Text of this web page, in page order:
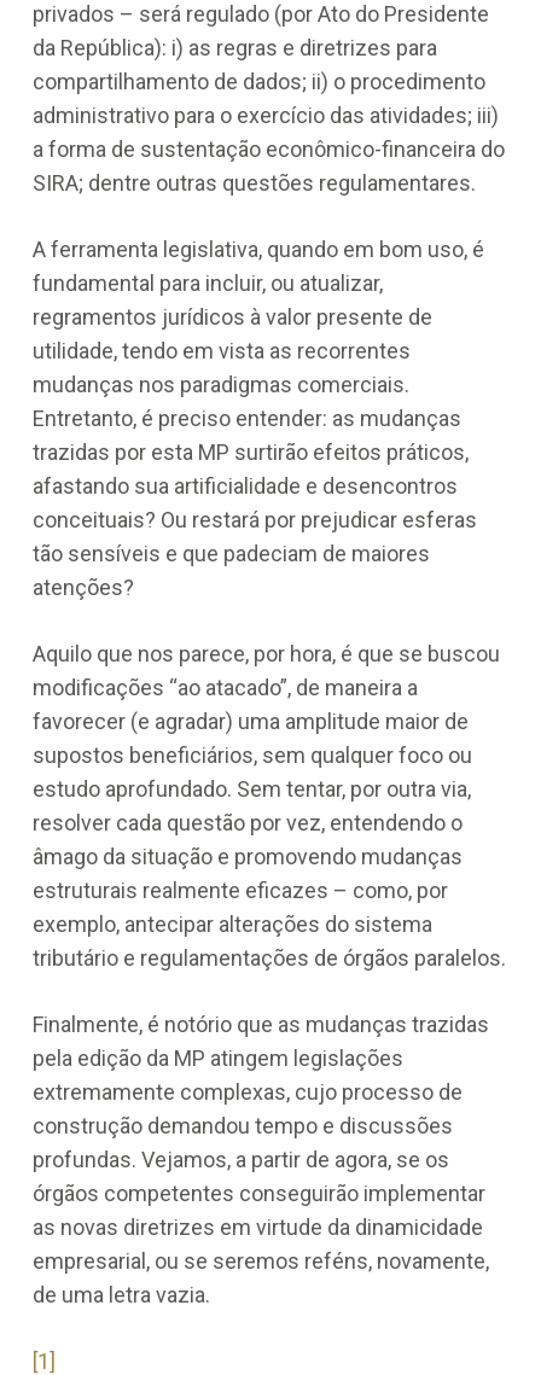
privados – será regulado (por Ato do Presidente
da República): i) as regras e diretrizes para
compartilhamento de dados; ii) o procedimento
administrativo para o exercício das atividades; iii)
a forma de sustentação econômico-financeira do
SIRA; dentre outras questões regulamentares.
A ferramenta legislativa, quando em bom uso, é
fundamental para incluir, ou atualizar,
regramentos jurídicos à valor presente de
utilidade, tendo em vista as recorrentes
mudanças nos paradigmas comerciais.
Entretanto, é preciso entender: as mudanças
trazidas por esta MP surtirão efeitos práticos,
afastando sua artificialidade e desencontros
conceituais? Ou restará por prejudicar esferas
tão sensíveis e que padeciam de maiores
atenções?
Aquilo que nos parece, por hora, é que se buscou
modificações “ao atacado”, de maneira a
favorecer (e agradar) uma amplitude maior de
supostos beneficiários, sem qualquer foco ou
estudo aprofundado. Sem tentar, por outra via,
resolver cada questão por vez, entendendo o
âmago da situação e promovendo mudanças
estruturais realmente eficazes – como, por
exemplo, antecipar alterações do sistema
tributário e regulamentações de órgãos paralelos.
Finalmente, é notório que as mudanças trazidas
pela edição da MP atingem legislações
extremamente complexas, cujo processo de
construção demandou tempo e discussões
profundas. Vejamos, a partir de agora, se os
órgãos competentes conseguirão implementar
as novas diretrizes em virtude da dinamicidade
empresarial, ou se seremos reféns, novamente,
de uma letra vazia.
[1]